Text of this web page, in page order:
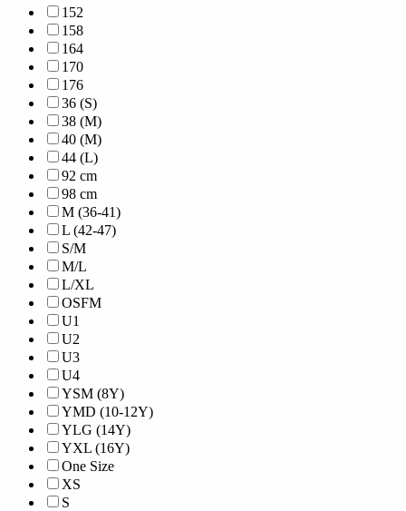
152
158
164
170
176
36 (S)
38 (M)
40 (M)
44 (L)
92 cm
98 cm
M (36-41)
L (42-47)
S/M
M/L
L/XL
OSFM
U1
U2
U3
U4
YSM (8Y)
YMD (10-12Y)
YLG (14Y)
YXL (16Y)
One Size
XS
S